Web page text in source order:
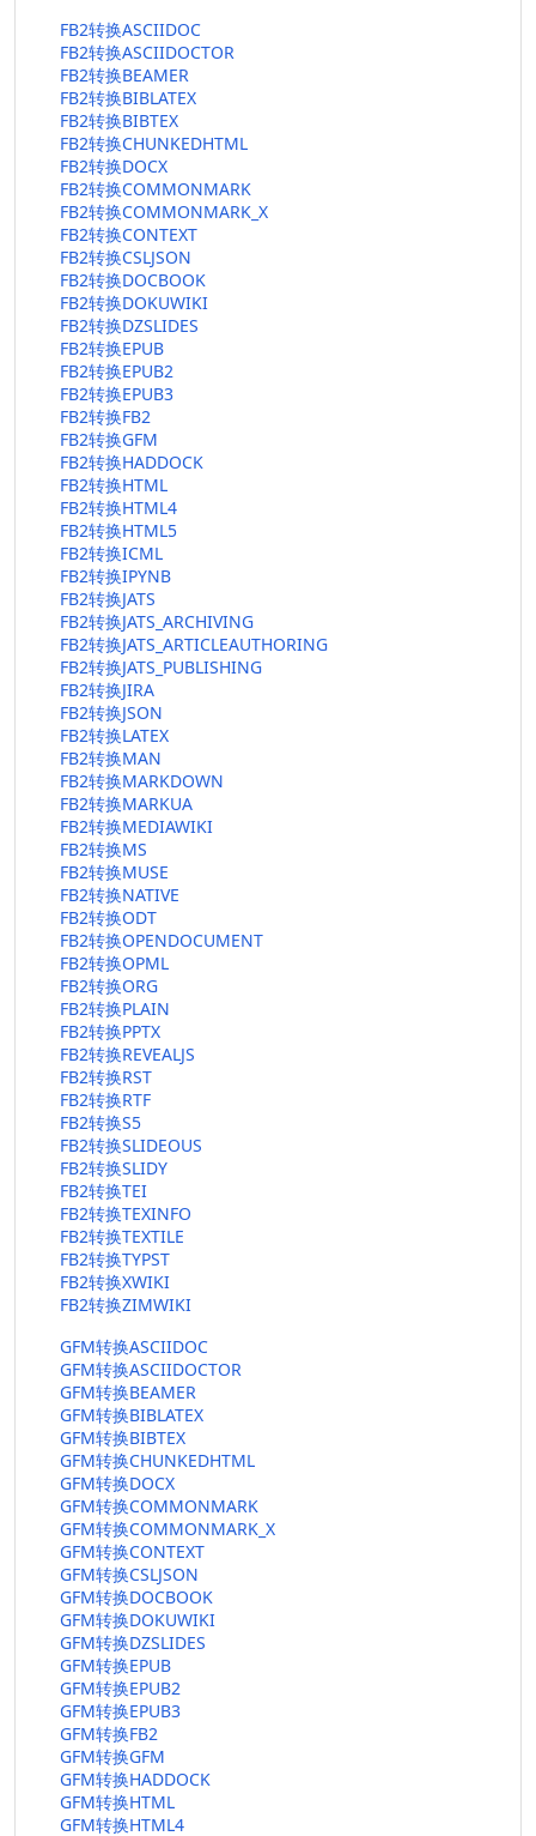
FB2转换ASCIIDOC
FB2转换ASCIIDOCTOR
FB2转换BEAMER
FB2转换BIBLATEX
FB2转换BIBTEX
FB2转换CHUNKEDHTML
FB2转换DOCX
FB2转换COMMONMARK
FB2转换COMMONMARK_X
FB2转换CONTEXT
FB2转换CSLJSON
FB2转换DOCBOOK
FB2转换DOKUWIKI
FB2转换DZSLIDES
FB2转换EPUB
FB2转换EPUB2
FB2转换EPUB3
FB2转换FB2
FB2转换GFM
FB2转换HADDOCK
FB2转换HTML
FB2转换HTML4
FB2转换HTML5
FB2转换ICML
FB2转换IPYNB
FB2转换JATS
FB2转换JATS_ARCHIVING
FB2转换JATS_ARTICLEAUTHORING
FB2转换JATS_PUBLISHING
FB2转换JIRA
FB2转换JSON
FB2转换LATEX
FB2转换MAN
FB2转换MARKDOWN
FB2转换MARKUA
FB2转换MEDIAWIKI
FB2转换MS
FB2转换MUSE
FB2转换NATIVE
FB2转换ODT
FB2转换OPENDOCUMENT
FB2转换OPML
FB2转换ORG
FB2转换PLAIN
FB2转换PPTX
FB2转换REVEALJS
FB2转换RST
FB2转换RTF
FB2转换S5
FB2转换SLIDEOUS
FB2转换SLIDY
FB2转换TEI
FB2转换TEXINFO
FB2转换TEXTILE
FB2转换TYPST
FB2转换XWIKI
FB2转换ZIMWIKI
GFM转换ASCIIDOC
GFM转换ASCIIDOCTOR
GFM转换BEAMER
GFM转换BIBLATEX
GFM转换BIBTEX
GFM转换CHUNKEDHTML
GFM转换DOCX
GFM转换COMMONMARK
GFM转换COMMONMARK_X
GFM转换CONTEXT
GFM转换CSLJSON
GFM转换DOCBOOK
GFM转换DOKUWIKI
GFM转换DZSLIDES
GFM转换EPUB
GFM转换EPUB2
GFM转换EPUB3
GFM转换FB2
GFM转换GFM
GFM转换HADDOCK
GFM转换HTML
GFM转换HTML4